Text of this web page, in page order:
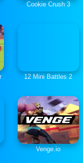
Cookie Crush 3
12 Mini Battles 2
Venge.io